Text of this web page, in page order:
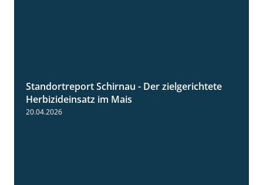
9:27
Standortreport Schirnau - Der zielgerichtete
Herbizideinsatz im Mais
20.04.2026